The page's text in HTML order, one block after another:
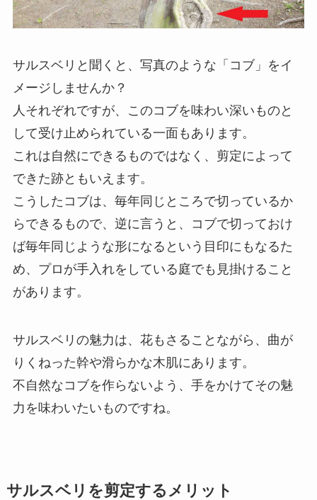
サルスベリと聞くと、写真のような「コブ」をイ
メージしませんか？
人それぞれですが、このコブを味わい深いものと
して受け止められている一面もあります。
これは自然にできるものではなく、剪定によって
できた跡ともいえます。
こうしたコブは、毎年同じところで切っているか
らできるもので、逆に言うと、コブで切っておけ
ば毎年同じような形になるという目印にもなるた
め、プロが手入れをしている庭でも見掛けること
があります。
サルスベリの魅力は、花もさることながら、曲が
りくねった幹や滑らかな木肌にあります。
不自然なコブを作らないよう、手をかけてその魅
力を味わいたいものですね。
サルスベリを剪定するメリット